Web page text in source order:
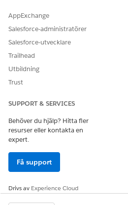
AppExchange
Salesforce-administratörer
Salesforce-utvecklare
Trailhead
Utbildning
Trust
SUPPORT & SERVICES
Behöver du hjälp? Hitta fler
resurser eller kontakta en
expert.
Få support
Drivs av Experience Cloud